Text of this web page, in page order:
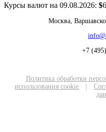
Курсы валют на 09.08.2026: $
Москва,
+7
Политика обработки
использования cookie